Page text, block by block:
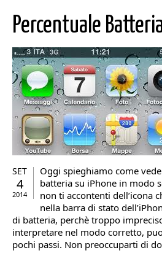
Percentuale
SET
4
2014
Oggi spieghiamo come
batteria su iPhone in modo
non ti accontenti dell’icona
nella barra di stato
di batteria, perchè troppo
interpretare nel modo corretto,
pochi passi. Non preoccuparti di